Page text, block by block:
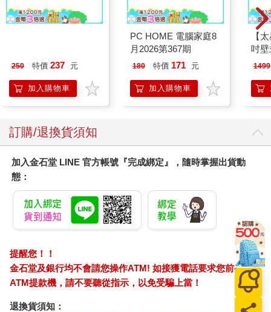
這些在做釋論的時候都要用到。根據印度傳統解經的科判規則，
每一本經的文字都必須包含四個主題才算完整，就是：定義、段
類、行法、成果。這些我們以前介紹過，為了加深各位的印象，
《瑜伽經》中的定義經文，主要是第一篇第2經。當然，在整部經
裡還有別的定義經句，但是只有這一句是為整個瑜伽之學下了一
個總的定義。至於段類，是在將這門學問給予分段分類。《瑜伽
地。行法就是方法、手段，在《瑜伽經》最主要的行法就是八肢
瑜伽，也就是我們在本書所要介紹的。成果則是得解脫，就是
任何一部經的作者也必須要在經文開頭的文字中，陳述四個「相
應」，四個約束的理據：主題、目的、弟子的資格，以及這三者
和經文的關係。《瑜伽經》的主題當然是瑜伽以及它的種類、分
段、方法、成果。《瑜伽經》的目的是獨寂（解脫、證悟本
我）。學習《瑜伽經》的弟子必須具備的「資質」是，必須要有
「求知欲」， 還必須要有「求解脫欲」，所以不只是想求這個系
統的知識智慧，還要具有求解脫的決心。前者稱為「求知者」，
後者稱為「求解脫者」。兩個資質都具備之人，稱為「資足
者」。這些「相應」彼此之間的關係，我們必須瞭然於心，才算
是準備好了，算是有了正確的態度來開始學習《瑜伽經》。
140期8月
250 特價 237 元
加入購物車
PC HOME 電腦家庭8
月2026第367期
180 特價 171 元
加入購物車
【
吋
機)
1499
訂購/退換貨須知
加入金石堂 LINE 官方帳號『完成綁定』，隨時掌握出貨動
態：
提醒您！！
金石堂及銀行均不會請您操作ATM! 如接獲電話要求您前往
ATM提款機，請不要聽從指示，以免受騙上當！
退換貨須知：